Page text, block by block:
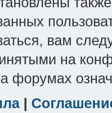
вам
на
форумах
|